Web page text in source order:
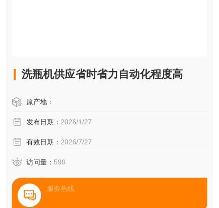
洗瓶机供应省时省力自动化程度高
原产地：
发布日期： 2026/1/27
有效日期： 2026/7/27
访问量： 590
服务热线